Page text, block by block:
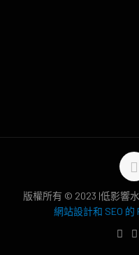
版權所有 © 2023 |低影響
網站設計和 SEO 的